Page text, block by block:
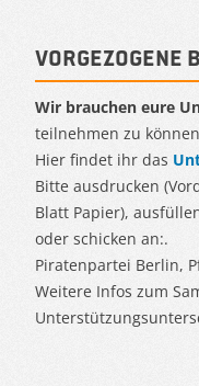
Vorgezogene
Wir brauchen eure
teilnehmen zu
Hier findet ihr das
Bitte ausdrucken
Blatt Papier),
oder schicken an:.
Piratenpartei Berlin,
Weitere Infos zum